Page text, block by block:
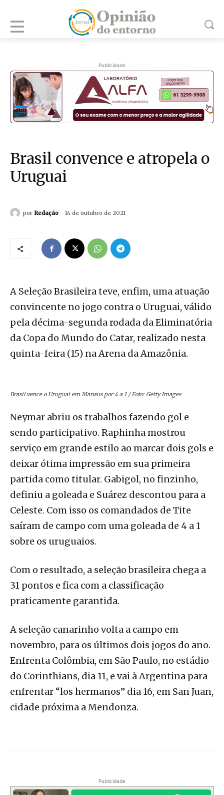
Publicidade
Brasil convence e atropela o
Uruguai
por Redação 14 de outubro de 2021
A Seleção Brasileira teve, enfim, uma atuação
convincente no jogo contra o Uruguai, válido
pela décima-segunda rodada da Eliminatória
da Copa do Mundo do Catar, realizado nesta
quinta-feira (15) na Arena da Amazônia.
Brasil vence o Uruguai em Manaus por 4 a 1 / Foto: Getty Images
Neymar abriu os trabalhos fazendo gol e
sendo participativo. Raphinha mostrou
serviço em grande estilo ao marcar dois gols e
deixar ótima impressão em sua primeira
partida como titular. Gabigol, no finzinho,
definiu a goleada e Suárez descontou para a
Celeste. Com isso os comandados de Tite
saíram de campo com uma goleada de 4 a 1
sobre os uruguaios.
Com o resultado, a seleção brasileira chega a
31 pontos e fica com a classificação
praticamente garantida.
A seleção canarinho volta a campo em
novembro, para os últimos dois jogos do ano.
Enfrenta Colômbia, em São Paulo, no estádio
do Corinthians, dia 11, e vai à Argentina para
enfrentar “los hermanos” dia 16, em San Juan,
cidade próxima a Mendonza.
Publicidade